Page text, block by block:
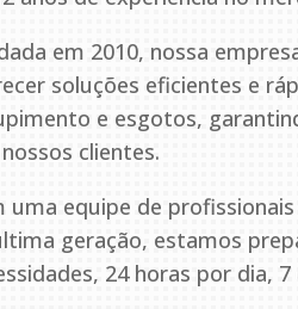
em 2010, nossa
soluções eficientes e
e esgotos,
clientes.
uma equipe de
geração, estamos
24 horas por dia,